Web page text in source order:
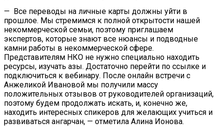
— Все переводы на личные карты должны уйти в
прошлое. Мы стремимся к полной открытости нашей
некоммерческой семьи, поэтому приглашаем
экспертов, которые знают все нюансы и подводные
камни работы в некоммерческой сфере.
Представителям НКО не нужно специально находить
ресурсы, изучать азы. Достаточно перейти по ссылке и
подключиться к вебинару. После онлайн встречи с
Анжеликой Ивановой мы получили массу
положительных отзывов от руководителей организаций,
поэтому будем продолжать искать, и, конечно же,
находить интересных спикеров для желающих учиться и
развиваться ангарчан, — отметила Алина Ионова.